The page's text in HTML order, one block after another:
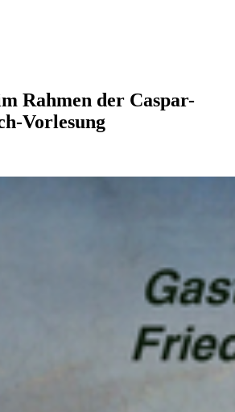
Rahmen der Caspar-
Vorlesung